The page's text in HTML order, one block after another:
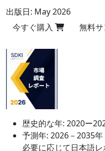
出版日: May 2026
今すぐ購入
無料
歴史的な年: 2020ー
予測年: 2026－2035年
必要に応じて日本語